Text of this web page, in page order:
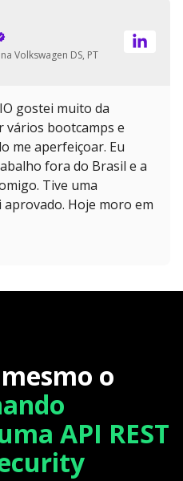
Volkswagen DS, PT
gostei muito da
vários bootcamps e
me aperfeiçoar. Eu
fora do Brasil e a
Tive uma
Hoje moro em
o
API REST